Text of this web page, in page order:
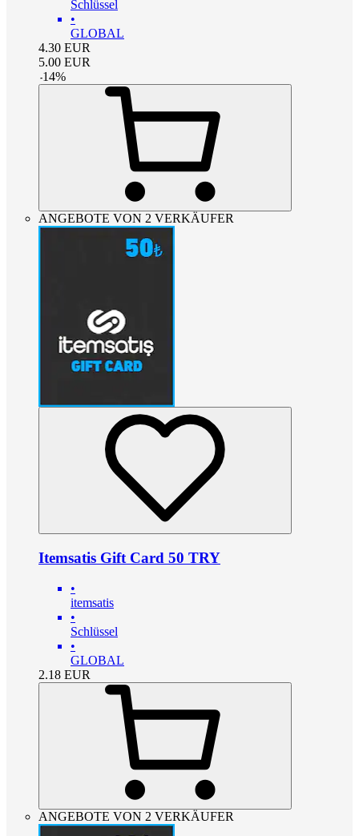
Schlüssel
•
GLOBAL
4.30 EUR
5.00 EUR
-14%
ANGEBOTE VON 2 VERKÄUFER
Itemsatis Gift Card 50 TRY
•
itemsatis
•
Schlüssel
•
GLOBAL
2.18 EUR
ANGEBOTE VON 2 VERKÄUFER